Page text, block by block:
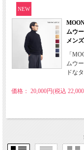
NEW
ムウ
メンズ
「
ムウ
ドな
価格： 20,000円(税込